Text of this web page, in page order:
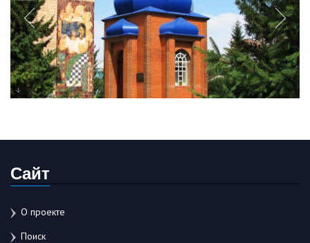
Сайт
О проекте
Поиск